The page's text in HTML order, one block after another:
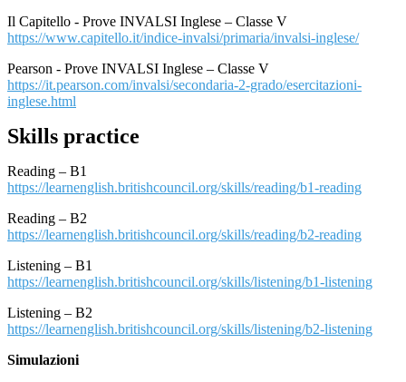
Il Capitello - Prove INVALSI Inglese – Classe V
https://www.capitello.it/indice-invalsi/primaria/invalsi-inglese/
Pearson - Prove INVALSI Inglese – Classe V
https://it.pearson.com/invalsi/secondaria-2-grado/esercitazioni-
inglese.html
Skills practice
Reading – B1
https://learnenglish.britishcouncil.org/skills/reading/b1-reading
Reading – B2
https://learnenglish.britishcouncil.org/skills/reading/b2-reading
Listening – B1
https://learnenglish.britishcouncil.org/skills/listening/b1-listening
Listening – B2
https://learnenglish.britishcouncil.org/skills/listening/b2-listening
Simulazioni